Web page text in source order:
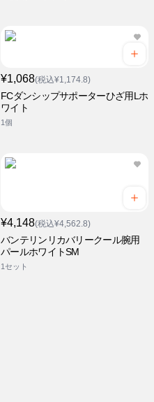
¥1,068(税込¥1,174.8)
FCダンシップサポーターひざ用Lホ
ワイト
1個
¥4,148(税込¥4,562.8)
バンテリンリカバリークール腕用
パールホワイトSM
1セット